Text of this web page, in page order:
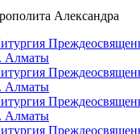
Александра